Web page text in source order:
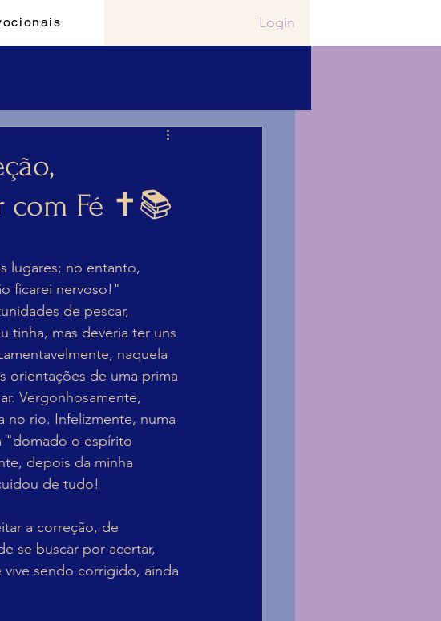
Login
com Fé ✝️📚
lugares; no entanto,
ficarei nervoso!"
de pescar,
tinha, mas deveria ter uns
naquela
orientações de uma prima
Vergonhosamente,
no rio. Infelizmente, numa
"domado o espírito
depois da minha
de tudo!
a correção, de
se buscar por acertar,
sendo corrigido, ainda